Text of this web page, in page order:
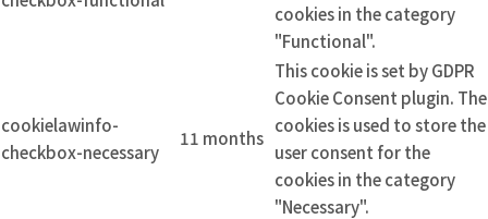
cookies in the category
"Functional".
cookielawinfo-
checkbox-necessary
11 months
This cookie is set by GDPR
Cookie Consent plugin. The
cookies is used to store the
user consent for the
cookies in the category
"Necessary".